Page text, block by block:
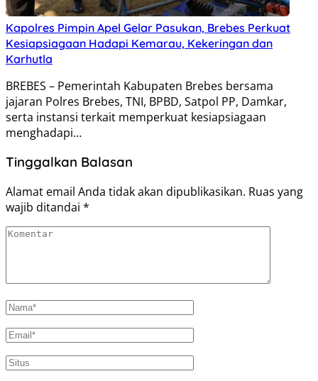
Kapolres Pimpin Apel Gelar Pasukan, Brebes Perkuat
Kesiapsiagaan Hadapi Kemarau, Kekeringan dan
Karhutla
BREBES – Pemerintah Kabupaten Brebes bersama
jajaran Polres Brebes, TNI, BPBD, Satpol PP, Damkar,
serta instansi terkait memperkuat kesiapsiagaan
menghadapi…
Tinggalkan Balasan
Alamat email Anda tidak akan dipublikasikan. Ruas yang
wajib ditandai *